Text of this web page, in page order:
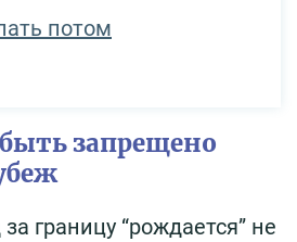
потом
запрещено
границу “рождается” не